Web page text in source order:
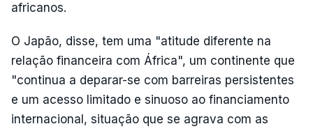
africanos.
O Japão, disse, tem uma "atitude diferente na
relação financeira com África", um continente que
"continua a deparar-se com barreiras persistentes
e um acesso limitado e sinuoso ao financiamento
internacional, situação que se agrava com as